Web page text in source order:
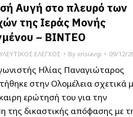
Αυγή στο πλευρό των
της Ιεράς Μονής
– ΒΙΝΤΕΟ
ΕΛΕΓΧΟΣ Byxrisiavgi 09/12/
Ηλίας Παναγιώταρος
στην Ολομέλεια σχετικά
ερώτησή του για την
της δικαστικής απόφασης με